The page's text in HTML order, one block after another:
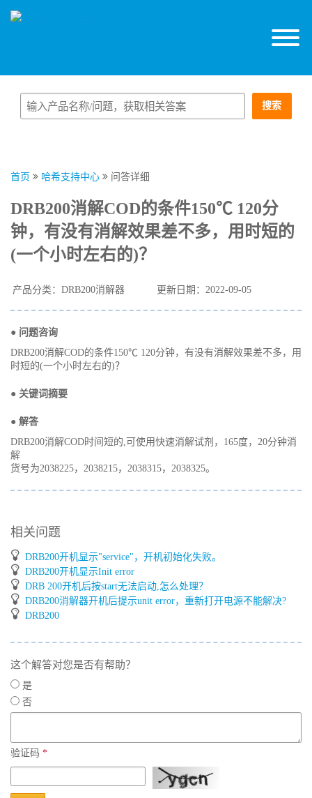
搜索
首页 哈希支持中心 问答详细
DRB200消解COD的条件150℃ 120分
钟，有没有消解效果差不多，用时短的
(一个小时左右的)？
产品分类：DRB200消解器 更新日期：2022-09-05
● 问题咨询
DRB200消解COD的条件150℃ 120分钟，有没有消解效果差不多，用
时短的(一个小时左右的)？
● 关键词摘要
● 解答
DRB200消解COD时间短的,可使用快速消解试剂，165度，20分钟消
解
货号为2038225，2038215，2038315，2038325。
相关问题
DRB200开机显示"service"，开机初始化失败。
DRB200开机显示Init error
DRB 200开机后按start无法启动,怎么处理？
DRB200消解器开机后提示unit error，重新打开电源不能解决?
DRB200
这个解答对您是否有帮助？
是
否
验证码 *